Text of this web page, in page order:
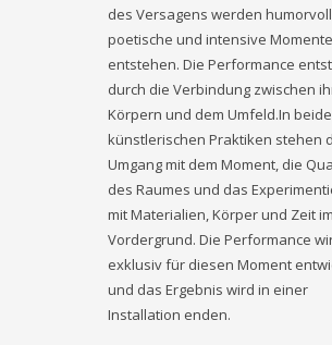
des Versagens werden
poetische und intensive Momente
entstehen. Die Performance
durch die Verbindung zwischen
Körpern und dem Umfeld.In
künstlerischen Praktiken stehen
Umgang mit dem Moment, die
des Raumes und das
mit Materialien, Körper und Zeit im
Vordergrund. Die Performance
exklusiv für diesen Moment
und das Ergebnis wird in einer
Installation enden.